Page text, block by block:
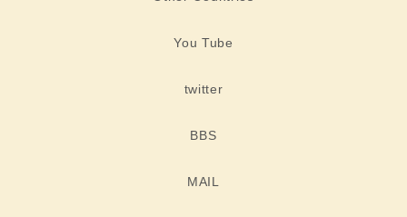
You Tube
twitter
BBS
MAIL